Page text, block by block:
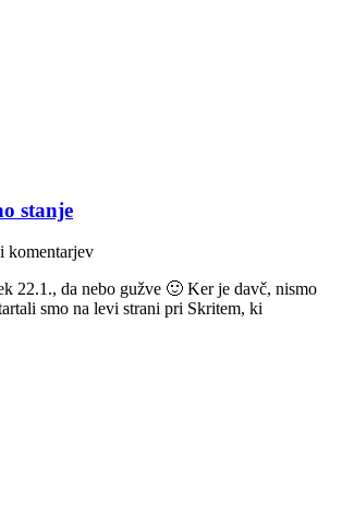
stanje
komentarjev
22.1., da nebo gužve 🙂 Ker je davč, nismo
smo na levi strani pri Skritem, ki